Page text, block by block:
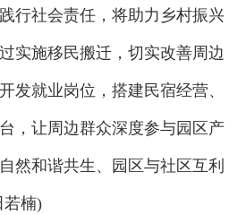
社会责任，将助力乡村振兴
实施移民搬迁，切实改善周边
发就业岗位，搭建民宿经营、
，让周边群众深度参与园区产
然和谐共生、园区与社区互利
若楠)